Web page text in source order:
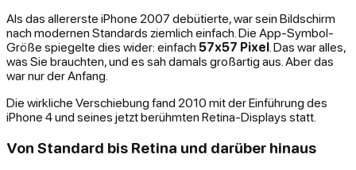
Als das allererste iPhone 2007 debütierte, war sein Bildschirm
nach modernen Standards ziemlich einfach. Die App-Symbol-
Größe spiegelte dies wider: einfach 57x57 Pixel . Das war alles,
was Sie brauchten, und es sah damals großartig aus. Aber das
war nur der Anfang.
Die wirkliche Verschiebung fand 2010 mit der Einführung des
iPhone 4 und seines jetzt berühmten Retina-Displays statt.
Von Standard bis Retina und darüber hinaus